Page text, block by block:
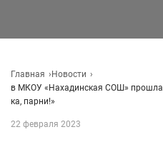
Главная
Новости
в МКОУ «Нахадинская СОШ» прошла
ка, парни!»
22 февраля 2023